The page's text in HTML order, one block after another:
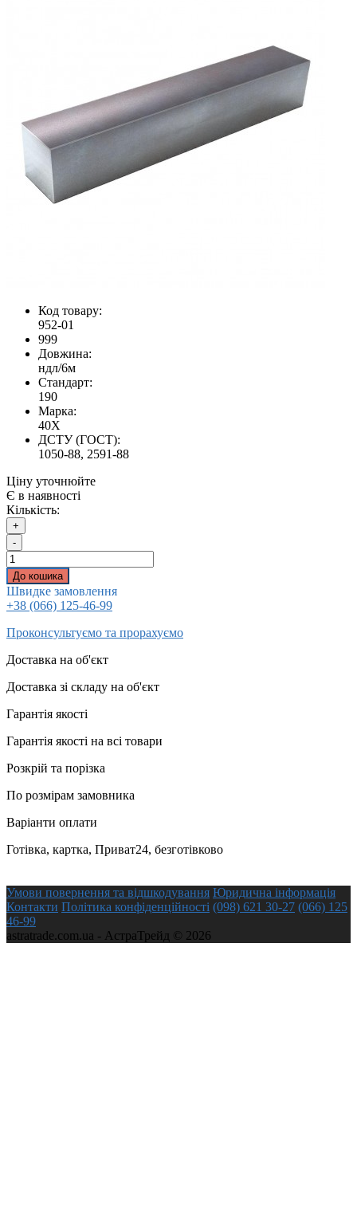
Код товару:
952-01
999
Довжина:
ндл/6м
Стандарт:
190
Марка:
40Х
ДСТУ (ГОСТ):
1050-88, 2591-88
Ціну уточнюйте
Є в наявності
Кількість:
+
-
До кошика
Швидке замовлення
+38 (066) 125-46-99
Проконсультуємо та прорахуємо
Доставка на об'єкт
Доставка зі складу на об'єкт
Гарантія якості
Гарантія якості на всі товари
Розкрій та порізка
По розмірам замовника
Варіанти оплати
Готівка, картка, Приват24, безготівково
Умови повернення та відшкодування Юридична інформація
Контакти Політика конфіденційності (098) 621 30-27 (066) 125
46-99
astratrade.com.ua - АстраТрейд © 2026